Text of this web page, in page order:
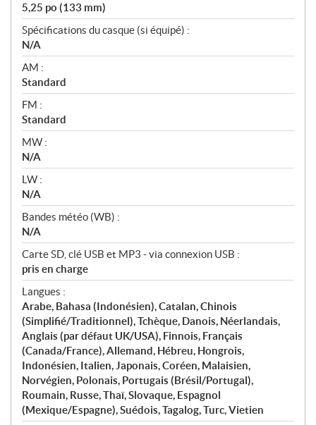
5,25 po (133 mm)
Spécifications du casque (si équipé) :
N/A
AM :
Standard
FM :
Standard
MW :
N/A
LW :
N/A
Bandes météo (WB) :
N/A
Carte SD, clé USB et MP3 - via connexion USB :
pris en charge
Langues :
Arabe, Bahasa (Indonésien), Catalan, Chinois
(Simplifié/Traditionnel), Tchèque, Danois, Néerlandais,
Anglais (par défaut UK/USA), Finnois, Français
(Canada/France), Allemand, Hébreu, Hongrois,
Indonésien, Italien, Japonais, Coréen, Malaisien,
Norvégien, Polonais, Portugais (Brésil/Portugal),
Roumain, Russe, Thaï, Slovaque, Espagnol
(Mexique/Espagne), Suédois, Tagalog, Turc, Vietien